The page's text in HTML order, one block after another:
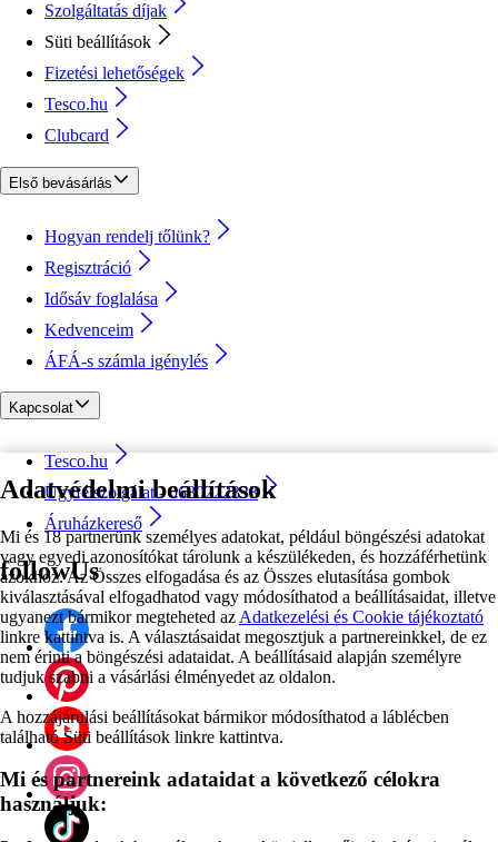
Adatvédelmi beállítások
Mi és 18 partnerünk személyes adatokat, például böngészési adatokat
vagy egyedi azonosítókat tárolunk a készülékeden, és hozzáférhetünk
azokhoz. Az Összes elfogadása és az Összes elutasítása gombok
kiválasztásával elfogadhatod vagy módosíthatod a beállításaidat, illetve
ugyanezt bármikor megteheted az Adatkezelési és Cookie tájékoztató
linkre kattintva is. A választásaidat megosztjuk a partnereinkkel, de ez
nem érinti a böngészési adataidat. A beállításaid alapján személyre
tudjuk szabni a vásárlási élményedet az oldalon.
A hozzájárulási beállításokat bármikor módosíthatod a láblécben
található Süti beállítások linkre kattintva.
Mi és partnereink adataidat a következő célokra
használjuk:
Szolgáltatás díjak
Süti beállítások
Fizetési lehetőségek
Tesco.hu
Clubcard
Első bevásárlás
Hogyan rendelj tőlünk?
Regisztráció
Idősáv foglalása
Kedvenceim
ÁFÁ-s számla igénylés
Kapcsolat
Tesco.hu
Ügyfélszolgálat - 0680222333
Áruházkereső
followUs